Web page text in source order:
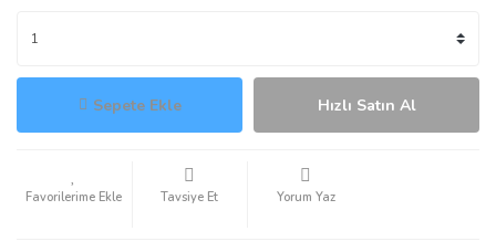
Sepete Ekle Hızlı Satın Al
Tavsiye Et Yorum Yaz